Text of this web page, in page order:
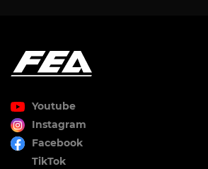
Youtube
Instagram
Facebook
TikTok